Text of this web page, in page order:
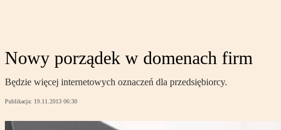
Nowy porządek w domenach firm
Będzie więcej internetowych oznaczeń dla przedsiębiorcy.
Publikacja: 19.11.2013 06:30